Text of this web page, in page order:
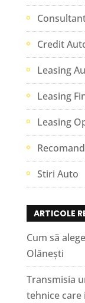
Credit
Leasing
Leasing
Leasing
Stiri Auto
ARTICOLE
Cum să
Olănești
Transmisia
tehnice